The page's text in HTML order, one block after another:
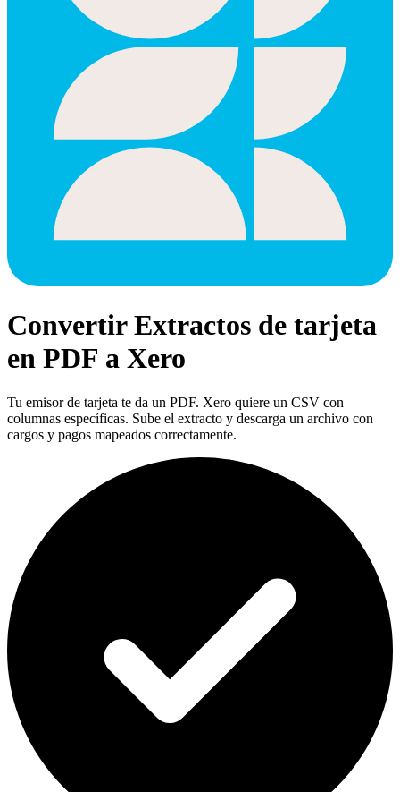
Convertir Extractos de tarjeta
en PDF a Xero
Tu emisor de tarjeta te da un PDF. Xero quiere un CSV con
columnas específicas. Sube el extracto y descarga un archivo con
cargos y pagos mapeados correctamente.